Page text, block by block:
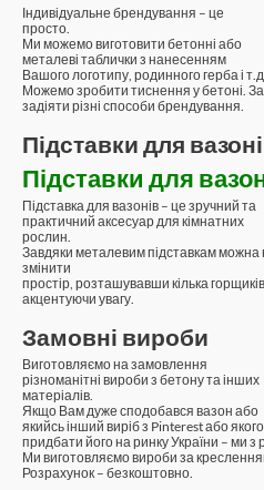
Індивідуальне брендування – це
просто.
Ми можемо виготовити бетонні або
металеві таблички з нанесенням
Вашого логотипу, родинного герба і т.д.
Можемо зробити тиснення у бетоні.
задіяти різні способи брендування.
Підставки для
Підставки для
Підставка для вазонів – це зручний та
практичний аксесуар для кімнатних
рослин.
Завдяки металевим підставкам можна
змінити
простір, розташувавши кілька
акцентуючи увагу.
Замовні вироби
Виготовляємо на замовлення
різноманітні вироби з бетону та інших
матеріалів.
Якщо Вам дуже сподобався вазон або
якийсь інший виріб з Pinterest або
придбати його на ринку України – ми
Ми виготовляємо вироби за
Розрахунок – безкоштовно.